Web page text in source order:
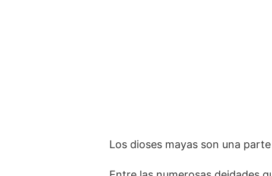
Los⁢ dioses⁤ mayas son⁢ una